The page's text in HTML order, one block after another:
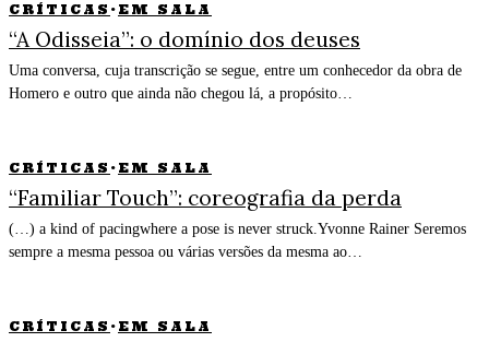
CRÍTICAS · EM SALA
“A Odisseia”: o domínio dos deuses
Uma conversa, cuja transcrição se segue, entre um conhecedor da obra de
Homero e outro que ainda não chegou lá, a propósito…
CRÍTICAS · EM SALA
“Familiar Touch”: coreografia da perda
(…) a kind of pacingwhere a pose is never struck.Yvonne Rainer Seremos
sempre a mesma pessoa ou várias versões da mesma ao…
CRÍTICAS · EM SALA